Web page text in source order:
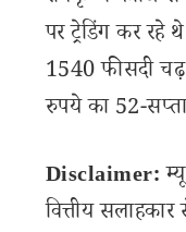
पर ट्रेडिंग कर
1540 फीसदी
रुपये का 52-
Disclaimer:
वित्तीय